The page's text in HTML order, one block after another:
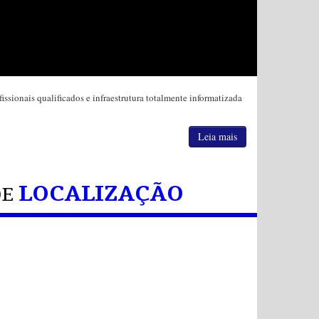
qualificados e infraestrutura totalmente informatizada
Leia mais
LOCALIZAÇÃO